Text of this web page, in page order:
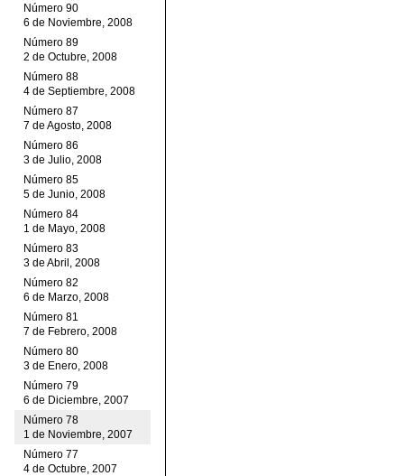
Número 90
6 de Noviembre, 2008
Número 89
2 de Octubre, 2008
Número 88
4 de Septiembre, 2008
Número 87
7 de Agosto, 2008
Número 86
3 de Julio, 2008
Número 85
5 de Junio, 2008
Número 84
1 de Mayo, 2008
Número 83
3 de Abril, 2008
Número 82
6 de Marzo, 2008
Número 81
7 de Febrero, 2008
Número 80
3 de Enero, 2008
Número 79
6 de Diciembre, 2007
Número 78
1 de Noviembre, 2007
Número 77
4 de Octubre, 2007